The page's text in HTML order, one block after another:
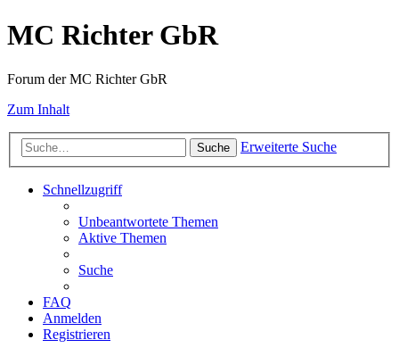
MC Richter GbR
Forum der MC Richter GbR
Zum Inhalt
Suche Erweiterte Suche
Schnellzugriff
Unbeantwortete Themen
Aktive Themen
Suche
FAQ
Anmelden
Registrieren